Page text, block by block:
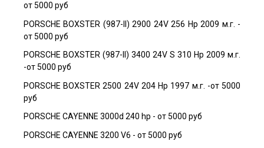
от 5000 руб
PORSCHE BOXSTER (987-II) 2900 24V 256 Hp 2009 м.г. -
от 5000 руб
PORSCHE BOXSTER (987-II) 3400 24V S 310 Hp 2009 м.г.
-от 5000 руб
PORSCHE BOXSTER 2500 24V 204 Hp 1997 м.г. -от 5000
руб
PORSCHE CAYENNE 3000d 240 hp - от 5000 руб
PORSCHE CAYENNE 3200 V6 - от 5000 руб